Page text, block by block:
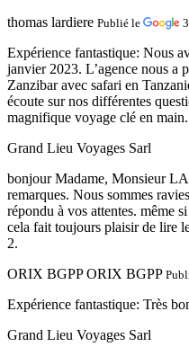
thomas lardiere Publié le
Expérience fantastique: Nous
janvier 2023. L’agence nous a
Zanzibar avec safari en
écoute sur nos différentes
magnifique voyage clé en
Grand Lieu Voyages Sarl
bonjour Madame, Monsieur
remarques. Nous sommes
répondu à vos attentes. même
cela fait toujours plaisir de lire
2.
ORIX BGPP ORIX BGPP
Expérience fantastique: Très
Grand Lieu Voyages Sarl